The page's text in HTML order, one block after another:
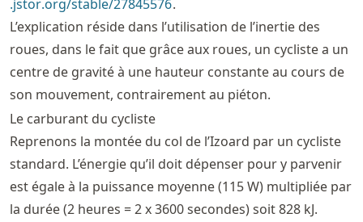
.jstor.org/stable/27845576.
L’explication réside dans l’utilisation de l’inertie des
roues, dans le fait que grâce aux roues, un cycliste a un
centre de gravité à une hauteur constante au cours de
son mouvement, contrairement au piéton.
Le carburant du cycliste
Reprenons la montée du col de l’Izoard par un cycliste
standard. L’énergie qu’il doit dépenser pour y parvenir
est égale à la puissance moyenne (115 W) multipliée par
la durée (2 heures = 2 x 3600 secondes) soit 828 kJ.